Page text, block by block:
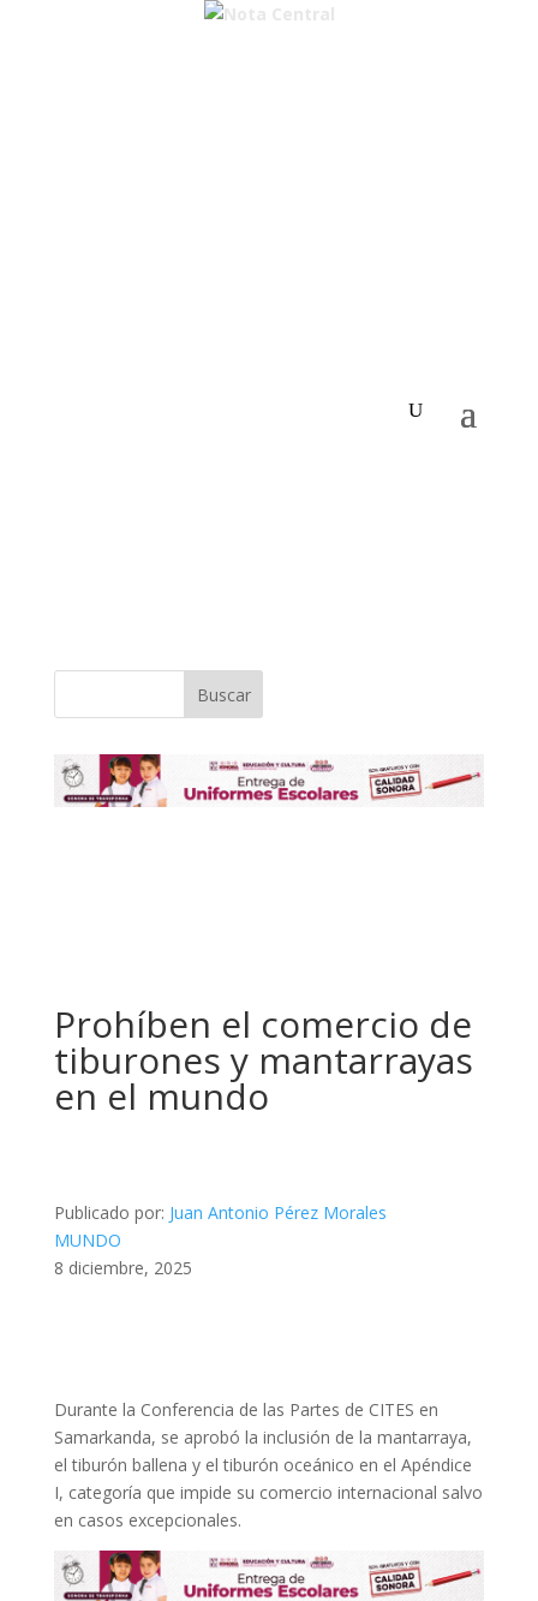
Buscar
Prohíben el comercio de
tiburones y mantarrayas
en el mundo
Publicado por: Juan Antonio Pérez Morales
MUNDO
8 diciembre, 2025
Durante la Conferencia de las Partes de CITES en
Samarkanda, se aprobó la inclusión de la mantarraya,
el tiburón ballena y el tiburón oceánico en el Apéndice
I, categoría que impide su comercio internacional salvo
en casos excepcionales.